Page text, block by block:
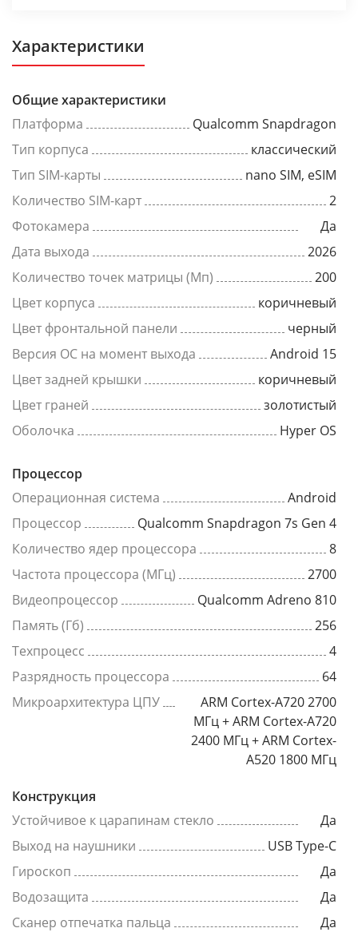
Характеристики
Общие характеристики
Платформа
Qualcomm Snapdragon
Тип корпуса
классический
Тип SIM-карты
nano SIM, eSIM
Количество SIM-карт
2
Фотокамера
Да
Дата выхода
2026
Количество точек матрицы (Мп)
200
Цвет корпуса
коричневый
Цвет фронтальной панели
черный
Версия ОС на момент выхода
Android 15
Цвет задней крышки
коричневый
Цвет граней
золотистый
Оболочка
Hyper OS
Процессор
Операционная система
Android
Процессор
Qualcomm Snapdragon 7s Gen 4
Количество ядер процессора
8
Частота процессора (МГц)
2700
Видеопроцессор
Qualcomm Adreno 810
Память (Гб)
256
Техпроцесс
4
Разрядность процессора
64
Микроархитектура ЦПУ
ARM Cortex-A720 2700
МГц + ARM Cortex-A720
2400 МГц + ARM Cortex-
A520 1800 МГц
Конструкция
Устойчивое к царапинам стекло
Да
Выход на наушники
USB Type-C
Гироскоп
Да
Водозащита
Да
Сканер отпечатка пальца
Да